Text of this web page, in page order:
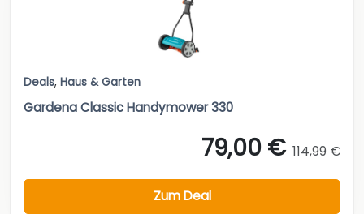
Deals, Haus & Garten
Gardena Classic Handymower 330
79,00 € 114,99 €
Zum Deal